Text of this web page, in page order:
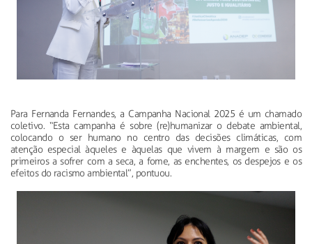
Para Fernanda Fernandes, a Campanha Nacional 2025 é um chamado
coletivo. “Esta campanha é sobre (re)humanizar o debate ambiental,
colocando o ser humano no centro das decisões climáticas, com
atenção especial àqueles e àquelas que vivem à margem e são os
primeiros a sofrer com a seca, a fome, as enchentes, os despejos e os
efeitos do racismo ambiental”, pontuou.